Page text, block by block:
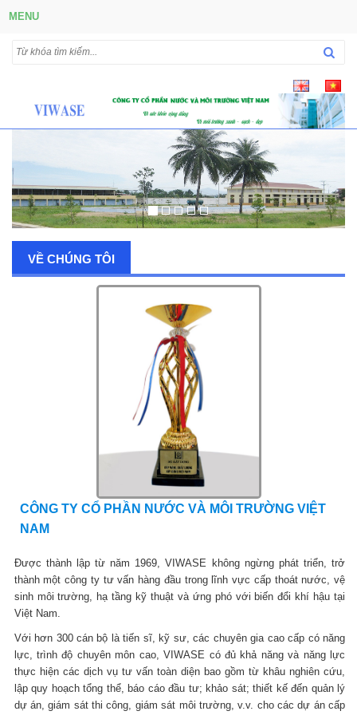
MENU
VỀ CHÚNG TÔI
CÔNG TY CỔ PHẦN NƯỚC VÀ MÔI TRƯỜNG VIỆT
NAM
Được thành lập từ năm 1969, VIWASE không ngừng phát triển, trở
thành một công ty tư vấn hàng đầu trong lĩnh vực cấp thoát nước, vệ
sinh môi trường, hạ tầng kỹ thuật và ứng phó với biến đổi khí hậu tại
Việt Nam.
Với hơn 300 cán bộ là tiến sĩ, kỹ sư, các chuyên gia cao cấp có năng
lực, trình độ chuyên môn cao, VIWASE có đủ khả năng và năng lực
thực hiện các dịch vụ tư vấn toàn diện bao gồm từ khâu nghiên cứu,
lập quy hoạch tổng thể, báo cáo đầu tư; khảo sát; thiết kế đến quản lý
dự án, giám sát thi công, giám sát môi trường, v.v. cho các dự án cấp